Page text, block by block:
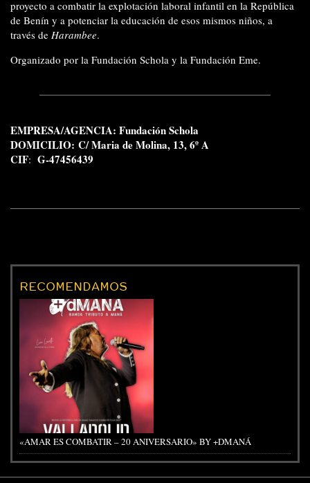
proyecto a combatir la explotación laboral infantil en la República
de Benín y a potenciar la educación de esos mismos niños, a
través de Harambee.
Organizado por la Fundación Schola y la Fundación Eme.
EMPRESA/AGENCIA: Fundación Schola
DOMICILIO: C/ Maria de Molina, 13, 6º A
CIF: G-47456439
RECOMENDAMOS
«AMAR ES COMBATIR – 20 ANIVERSARIO» BY +DMANÁ